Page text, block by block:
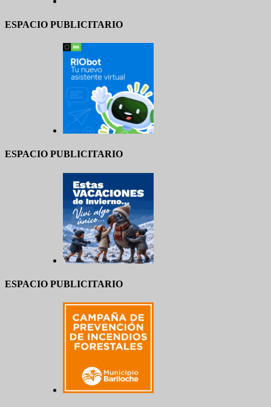
ESPACIO PUBLICITARIO
ESPACIO PUBLICITARIO
ESPACIO PUBLICITARIO